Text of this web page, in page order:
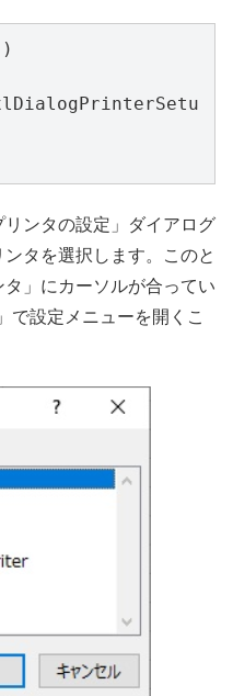
ンタの設定」ダイアログ
タを選択します。このと
」にカーソルが合ってい
で設定メニューを開くこ